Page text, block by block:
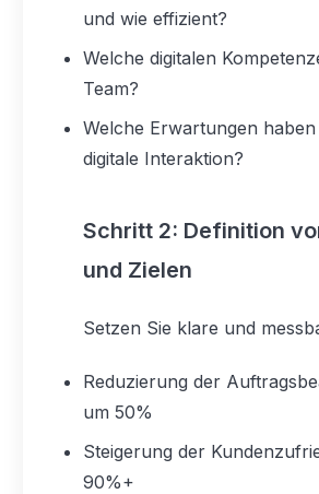
und wie effizient?
Welche digitalen
Team?
Welche Erwartungen
digitale Interaktion?
Schritt 2: Definition
und Zielen
Setzen Sie klare und
Reduzierung der
um 50%
Steigerung der
90%+